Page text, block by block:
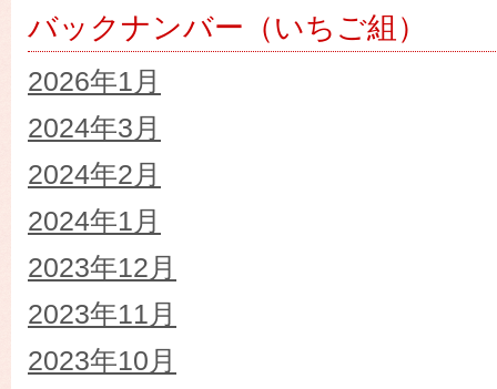
バックナンバー（いちご組）
2026年1月
2024年3月
2024年2月
2024年1月
2023年12月
2023年11月
2023年10月